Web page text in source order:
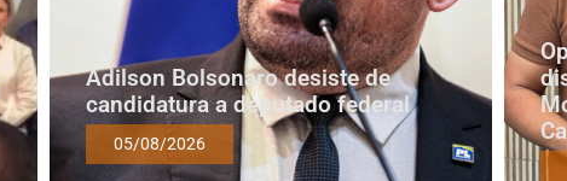
Adilson Bolsonaro desiste de
candidatura a deputado federal
05/08/2026